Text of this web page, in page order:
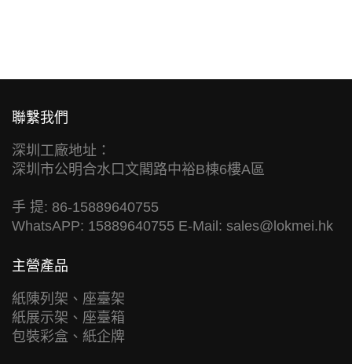
聯繫我們
深圳工廠地址：
深圳市公明合水口文閣路中裕B棟6樓A區
手 提: 86-15889640755
WhatsAPP: 15889640755 E-Mail: sales@lokmei.hk
主營產品
紙陳列架、座臺架
紙展示架、座臺箱
包裝彩盒、紙企牌